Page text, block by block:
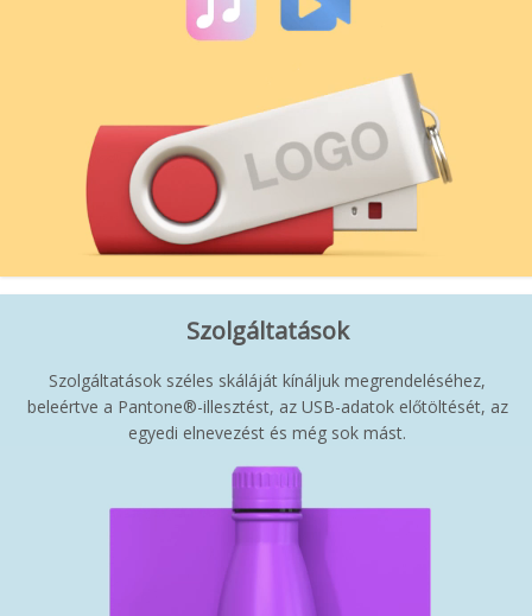
Szolgáltatások
Szolgáltatások széles skáláját kínáljuk megrendeléséhez,
beleértve a Pantone®-illesztést, az USB-adatok előtöltését, az
egyedi elnevezést és még sok mást.